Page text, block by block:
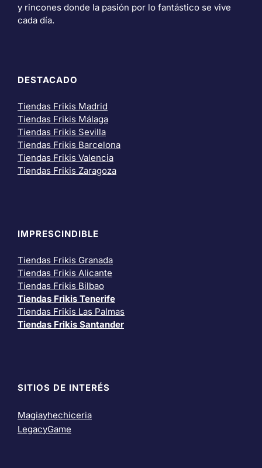
y rincones donde la pasión por lo fantástico se vive
cada día.
DESTACADO
Tiendas Frikis Madrid
Tiendas Frikis Málaga
Tiendas Frikis Sevilla
Tiendas Frikis Barcelona
Tiendas Frikis Valencia
Tiendas Frikis Zaragoza
IMPRESCINDIBLE
Tiendas Frikis Granada
Tiendas Frikis Alicante
Tiendas Frikis Bilbao
Tiendas Frikis Tenerife
Tiendas Frikis Las Palmas
Tiendas Frikis Santander
SITIOS DE INTERÉS
Magiayhechiceria
LegacyGame